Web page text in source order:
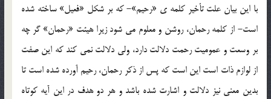
با اين بيان علت تأخير کلمه ي «رحيم»- که بر شکل «فعيل» ساخته شده
است- از کلمه رحمان، روشن و معلوم مي شود زيرا هيئت «رحمان» گر چه
بر وسعت و عموميت رحمت دلالت دارد، ولي دلالت نمي کند که اين صفت
از لوازم ذات است اين است که پس از ذکر رحمان، رحيم آورده شده است تا
بدين معني نيز دلالت و اشارت شده باشد و هر دو هدف در اين آيه کوتاه